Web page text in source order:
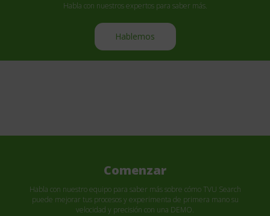
Habla con nuestros expertos para saber más.
Hablemos
Comenzar
Habla con nuestro equipo para saber más sobre cómo TVU Search
puede mejorar tus procesos y experimenta de primera mano su
velocidad y precisión con una DEMO.